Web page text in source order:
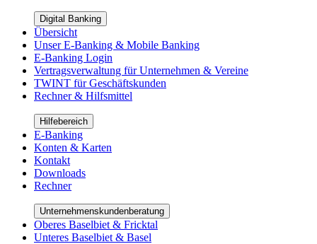
Digital Banking
Übersicht
Unser E-Banking & Mobile Banking
E-Banking Login
Vertragsverwaltung für Unternehmen & Vereine
TWINT für Geschäftskunden
Rechner & Hilfsmittel
Hilfebereich
E-Banking
Konten & Karten
Kontakt
Downloads
Rechner
Unternehmenskundenberatung
Oberes Baselbiet & Fricktal
Unteres Baselbiet & Basel